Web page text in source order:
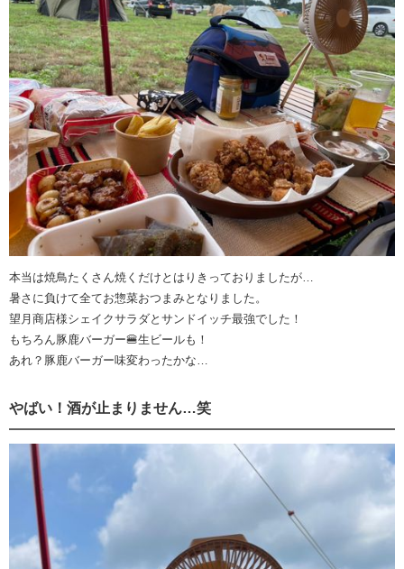
本当は焼鳥たくさん焼くだけとはりきっておりましたが…
暑さに負けて全てお惣菜おつまみとなりました。
望月商店様シェイクサラダとサンドイッチ最強でした！
もちろん豚鹿バーガー🍔生ビールも！
あれ？豚鹿バーガー味変わったかな…
やばい！酒が止まりません…笑